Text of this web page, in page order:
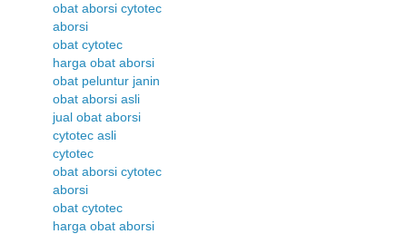
obat aborsi cytotec
aborsi
obat cytotec
harga obat aborsi
obat peluntur janin
obat aborsi asli
jual obat aborsi
cytotec asli
cytotec
obat aborsi cytotec
aborsi
obat cytotec
harga obat aborsi